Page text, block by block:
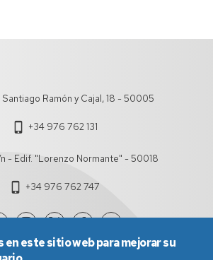
Ramón y Cajal, 18 - 50005
+34 976 762 131
- Edif. "Lorenzo Normante" - 50018
+34 976 762 747
este sitio web para mejorar su